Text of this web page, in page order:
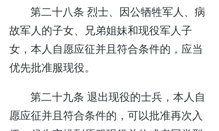
第二十八条 烈士、因公牺牲军人、病
故军人的子女、兄弟姐妹和现役军人子
女，本人自愿应征并且符合条件的，应当
优先批准服现役。
第二十九条 退出现役的士兵，本人自
愿应征并且符合条件的，可以批准再次入